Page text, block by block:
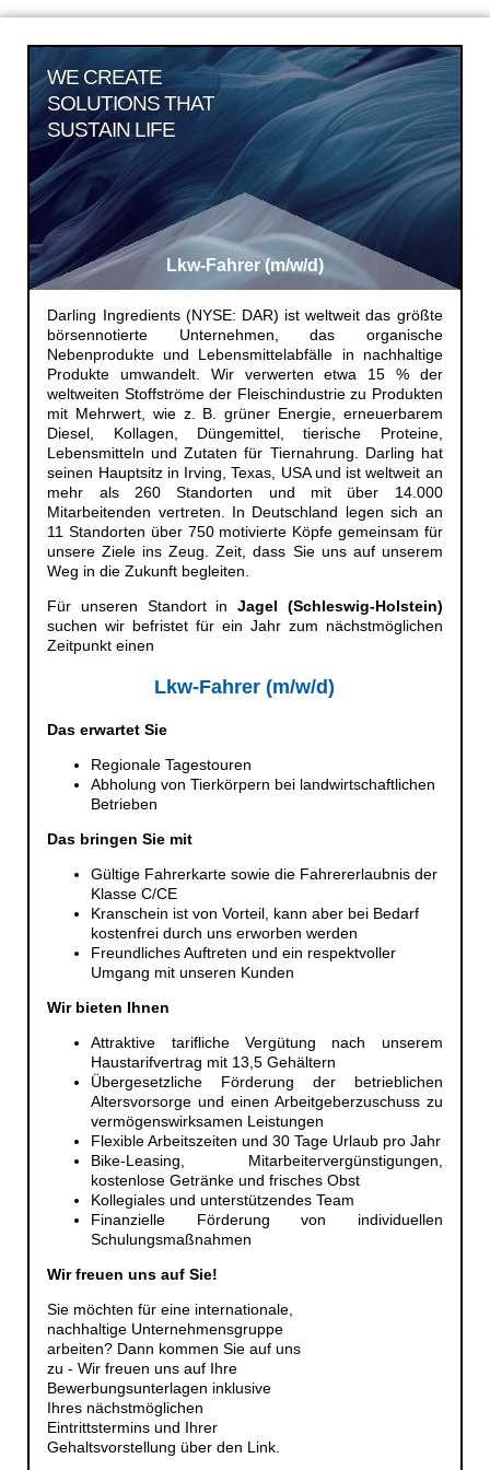
WE CREATE
SOLUTIONS THAT
SUSTAIN LIFE
Lkw-Fahrer (m/w/d)
Darling Ingredients (NYSE: DAR) ist weltweit das größte
börsennotierte Unternehmen, das organische
Nebenprodukte und Lebensmittelabfälle in nachhaltige
Produkte umwandelt. Wir verwerten etwa 15 % der
weltweiten Stoffströme der Fleischindustrie zu Produkten
mit Mehrwert, wie z. B. grüner Energie, erneuerbarem
Diesel, Kollagen, Düngemittel, tierische Proteine,
Lebensmitteln und Zutaten für Tiernahrung. Darling hat
seinen Hauptsitz in Irving, Texas, USA und ist weltweit an
mehr als 260 Standorten und mit über 14.000
Mitarbeitenden vertreten. In Deutschland legen sich an
11 Standorten über 750 motivierte Köpfe gemeinsam für
unsere Ziele ins Zeug. Zeit, dass Sie uns auf unserem
Weg in die Zukunft begleiten.
Für unseren Standort in Jagel (Schleswig-Holstein)
suchen wir befristet für ein Jahr zum nächstmöglichen
Zeitpunkt einen
Lkw-Fahrer (m/w/d)
Das erwartet Sie
Regionale Tagestouren
Abholung von Tierkörpern bei landwirtschaftlichen
Betrieben
Das bringen Sie mit
Gültige Fahrerkarte sowie die Fahrererlaubnis der
Klasse C/CE
Kranschein ist von Vorteil, kann aber bei Bedarf
kostenfrei durch uns erworben werden
Freundliches Auftreten und ein respektvoller
Umgang mit unseren Kunden
Wir bieten Ihnen
Attraktive tarifliche Vergütung nach unserem
Haustarifvertrag mit 13,5 Gehältern
Übergesetzliche Förderung der betrieblichen
Altersvorsorge und einen Arbeitgeberzuschuss zu
vermögenswirksamen Leistungen
Flexible Arbeitszeiten und 30 Tage Urlaub pro Jahr
Bike-Leasing, Mitarbeitervergünstigungen,
kostenlose Getränke und frisches Obst
Kollegiales und unterstützendes Team
Finanzielle Förderung von individuellen
Schulungsmaßnahmen
Wir freuen uns auf Sie!
Sie möchten für eine internationale,
nachhaltige Unternehmensgruppe
arbeiten? Dann kommen Sie auf uns
zu - Wir freuen uns auf Ihre
Bewerbungsunterlagen inklusive
Ihres nächstmöglichen
Eintrittstermins und Ihrer
Gehaltsvorstellung über den Link.